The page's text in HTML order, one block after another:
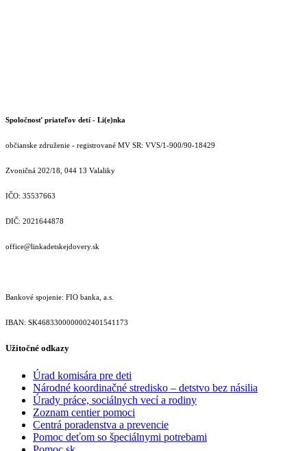
Spoločnosť priateľov detí - Li(e)nka
občianske združenie - registrované MV SR: VVS/1-900/90-18429
Zvoničná 202/18, 044 13 Valaliky
IČO: 35537663
DIČ: 2021644878
office@linkadetskejdovery.sk
Bankové spojenie: FIO banka, a.s.
IBAN: SK46833000000­02401541173
Užitočné odkazy
Úrad komisára pre deti
Národné koordinačné stredisko – detstvo bez násilia
Úrady práce, sociálnych vecí a rodiny
Zoznam centier pomoci
Centrá poradenstva a prevencie
Pomoc deťom so špeciálnymi potrebami